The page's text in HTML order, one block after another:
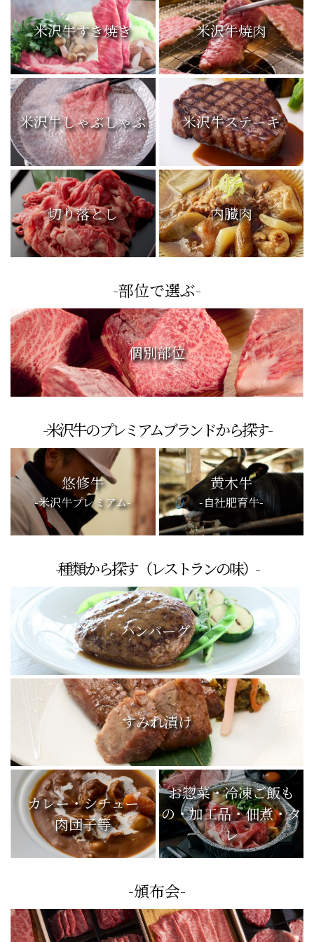
米沢牛すき焼き 米沢牛焼肉
米沢牛しゃぶしゃぶ 米沢牛ステーキ
切り落とし 内臓肉
-部位で選ぶ-
個別部位
-米沢牛のプレミアムブランドから探す-
悠修牛
-米沢牛プレミアム-
黄木牛
-自社肥育牛-
-種類から探す（レストランの味）-
ハンバーグ
すみれ漬け
カレー・シチュー
肉団子等
お惣菜・冷凍ご飯も
の・加工品・佃煮・タ
レ
-頒布会-